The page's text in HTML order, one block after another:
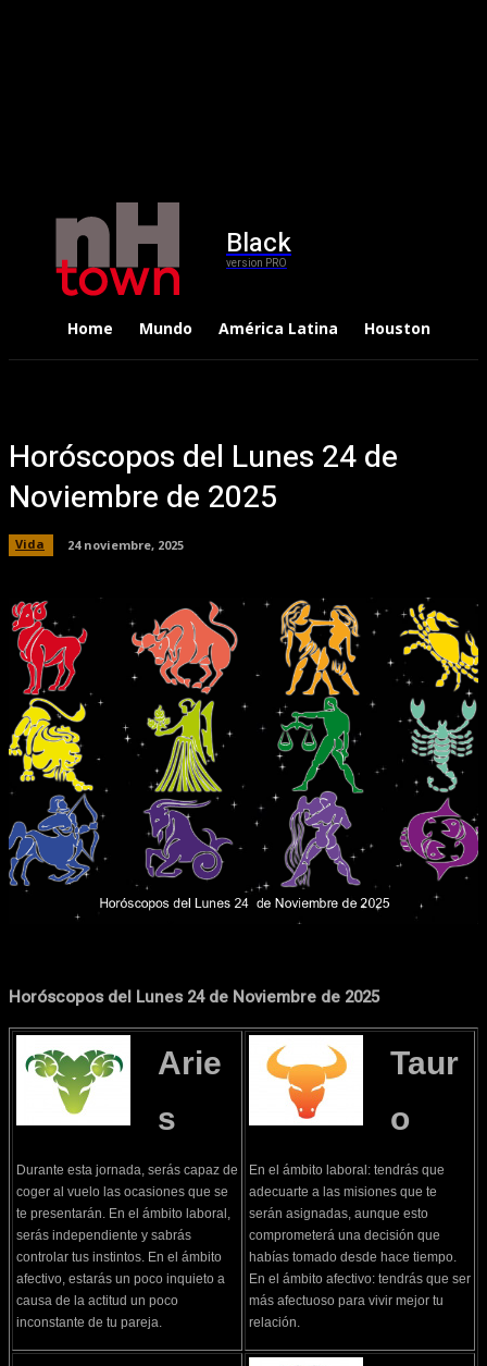
Black
version PRO
Home Mundo América Latina Houston
Horóscopos del Lunes 24 de
Noviembre de 2025
Vida 24 noviembre, 2025
Facebook WhatsApp
Horóscopos del Lunes 24 de Noviembre de 2025
Arie
s
Durante esta jornada, serás capaz de
coger al vuelo las ocasiones que se
te presentarán. En el ámbito laboral,
serás independiente y sabrás
controlar tus instintos. En el ámbito
afectivo, estarás un poco inquieto a
causa de la actitud un poco
inconstante de tu pareja.
Taur
o
En el ámbito laboral: tendrás que
adecuarte a las misiones que te
serán asignadas, aunque esto
comprometerá una decisión que
habías tomado desde hace tiempo.
En el ámbito afectivo: tendrás que ser
más afectuoso para vivir mejor tu
relación.